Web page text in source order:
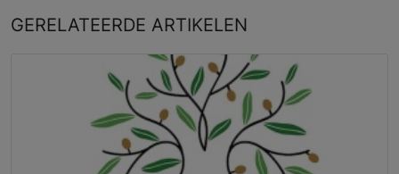
GERELATEERDE ARTIKELEN